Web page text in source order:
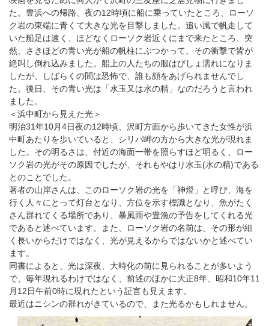
た。豊浜への帰路、夜の12時頃に船に乗っていたところ、ローソ
ク岩の東端に青くて大きな光を目撃しました。追い風で帆走して
いた船足は速く、ほどなくローソク岩近くにまで来たところ、突
然、さきほどの青い光が船の帆柱にぶつかって、その衝撃で皆が
絶叫し倒れ込みました。船上の人たちの服はびしょ濡れになりま
したが、しばらくの間は恐怖で、誰も顔をあげられませんでし
た。後日、その青い光は「水玉又は水の精」なのだろうと言われ
ました。
＜浜中町から見えた光＞
明治31年10月4日夜の12時頃、沢町方面から歩いてきた女性が浜
中町あたりを歩いていると、シリパ岬の方から大きな光が現れま
した。その明るさは、付近の海面一帯を照らすほど明るく、ロー
ソク岩の光がその原因でしたが、それもやはり水玉(水の精)である
とのことでした。
著者の山岸さんは、このローソク岩の光を「神燈」と呼び、海を
行く人々にとって灯台となり、方位を示す標識となり、魚がたく
さん群れてくる場所であり、暴風雨や豊漁の予告をしてくれる光
であると述べています。また、ローソク岩の名前は、その形が細
く長いからだけではなく、光が見えるからではないかと述べてい
ます。
同書によると、光は深夜、大時化の前に見られることが多いよう
で、毎年現れるわけではなく、前述のほかに大正8年、昭和10年11
月12日午前0時に現れたという証言も見えます。
最近はニシンの群れがきているので、また光るかもしれません。